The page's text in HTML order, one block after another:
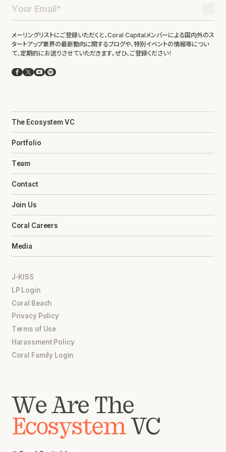
メーリングリストにご登録いただくと、Coral Capitalメンバーによる国内外のス
タートアップ業界の最新動向に関するブログや、特別イベントの情報等につい
て、定期的にお送りさせていただきます。ぜひ、ご登録ください！
Facebook
X YouTube
Spotify
The Ecosystem VC
Portfolio
Team
Contact
Join Us
Coral Careers
Media
J-KISS
LP Login
Coral Beach
Privacy Policy
Terms of Use
Harassment Policy
Coral Family Login
We Are The
EcosystemVC